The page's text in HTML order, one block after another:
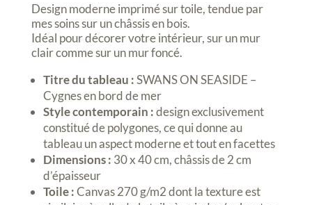
Design moderne imprimé sur toile, tendue par
mes soins sur un châssis en bois.
Idéal pour décorer votre intérieur, sur un mur
clair comme sur un mur foncé.
Titre du tableau :SWANS ON SEASIDE –
Cygnes en bord de mer
Style contemporain :design exclusivement
constitué de polygones, ce qui donne au
tableau un aspect moderne et tout en facettes
Dimensions : 30 x 40 cm, châssis de 2 cm
d’épaisseur
Toile :Canvas 270 g/m2 dont la texture est